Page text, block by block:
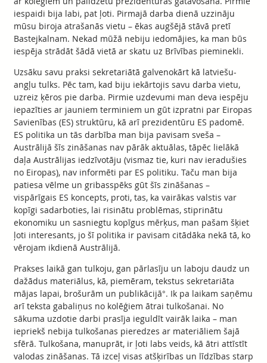
iespaidi bija labi, pat ļoti. Pirmajā darba dienā uzzināju
mūsu biroja atrašanās vietu – ēkas augšējā stāvā pretī
Bastejkalnam. Nekad mūžā nebiju iedomājies, ka man būs
iespēja strādāt šādā vietā ar skatu uz Brīvības pieminekli.
Uzsāku savu praksi sekretariātā galvenokārt kā latviešu-
angļu tulks. Pēc tam, kad biju iekārtojis savu darba vietu,
uzreiz ķēros pie darba. Pirmie uzdevumi man deva iespēju
iepazīties ar jauniem terminiem un gūt izpratni par Eiropas
Savienības (ES) struktūru, kā arī prezidentūru ES padomē.
ES politika un tās darbība man bija pavisam sveša –
Austrālijā šīs zināšanas nav pārāk aktuālas, tāpēc lielākā
daļa Austrālijas iedzīvotāju (vismaz tie, kuri nav ieradušies
no Eiropas), nav informēti par ES politiku. Taču man bija
patiesa vēlme un gribasspēks gūt šīs zināšanas –
vispārīgais ES koncepts, proti, tas, ka vairākas valstis var
kopīgi sadarboties, lai risinātu problēmas, stiprinātu
ekonomiku un sasniegtu kopīgus mērķus, man pašam šķiet
ļoti interesants, jo šī politika ir pavisam citādāka nekā tā, ko
vērojam ikdienā Austrālijā.
Prakses laikā gan tulkoju, gan pārlasīju un laboju daudz un
dažādus materiālus, kā, piemēram, tekstus sekretariāta
mājas lapai, brošurām un publikācijā°. Ik pa laikam saņēmu
arī teksta gabaliņus no kolēģiem ātrai tulkošanai. No
sākuma uzdotie darbi prasīja ieguldīt vairāk laika – man
iepriekš nebija tulkošanas pieredzes ar materiāliem šajā
sfērā. Tulkošana, manuprāt, ir ļoti labs veids, kā ātri attīstīt
valodas zināšanas. Tā izceļ visas atšķirības un līdzības starp